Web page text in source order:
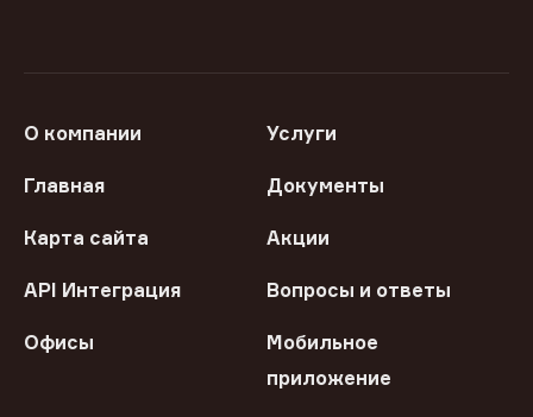
О компании Услуги
Главная Документы
Карта сайта Акции
API Интеграция Вопросы и ответы
Офисы
Мобильное
приложение